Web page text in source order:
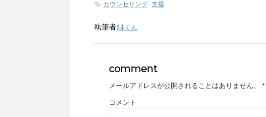
-カウンセリング, 支援
執筆者:味くん
comment
メールアドレスが公開されることはありません。 *
コメント